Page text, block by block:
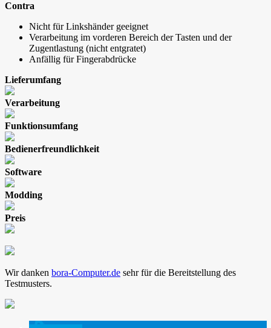
Contra
Nicht für Linkshänder geeignet
Verarbeitung im vorderen Bereich der Tasten und der
Zugentlastung (nicht entgratet)
Anfällig für Fingerabdrücke
Lieferumfang
Verarbeitung
Funktionsumfang
Bedienerfreundlichkeit
Software
Modding
Preis
Wir danken bora-Computer.de sehr für die Bereitstellung des
Testmusters.